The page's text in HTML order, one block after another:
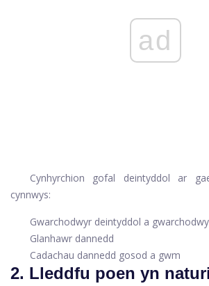
ad
Cynhyrchion gofal deintyddol ar
cynnwys:
Gwarchodwyr deintyddol a
Glanhawr dannedd
Cadachau dannedd gosod a gwm
2. Lleddfu poen yn